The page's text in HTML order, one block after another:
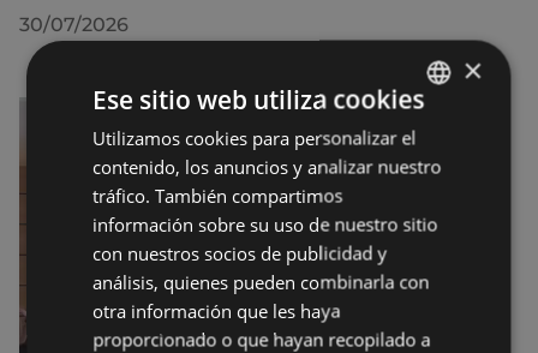
30/07/2026
BASQUE
SPANISH
×
Ese sitio web utiliza cookies
Utilizamos cookies para personalizar el
contenido, los anuncios y analizar nuestro
tráfico. También compartimos
información sobre su uso de nuestro sitio
con nuestros socios de publicidad y
análisis, quienes pueden combinarla con
otra información que les haya
proporcionado o que hayan recopilado a